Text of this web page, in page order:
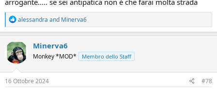
R
e
a
c
t
i
o
n
s
alessandra and Minerva6
Minerva6
Monkey *MOD* Membro dello Staff
16 Ottobre 2024 #78